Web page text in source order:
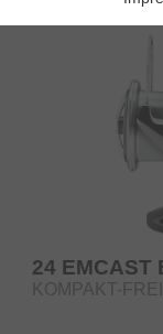
24 EMCAST
KOMPAKT-